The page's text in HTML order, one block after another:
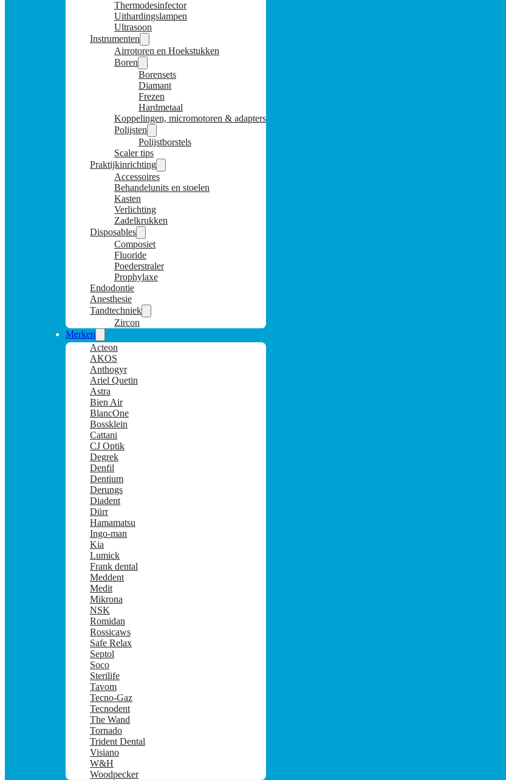
Thermodesinfector
Uithardingslampen
Ultrasoon
Instrumenten
Airrotoren en Hoekstukken
Boren
Borensets
Diamant
Frezen
Hardmetaal
Koppelingen, micromotoren & adapters
Polijsten
Polijstborstels
Scaler tips
Praktijkinrichting
Accessoires
Behandelunits en stoelen
Kasten
Verlichting
Zadelkrukken
Disposables
Composiet
Fluoride
Poederstraler
Prophylaxe
Endodontie
Anesthesie
Tandtechniek
Zircon
Merken
Acteon
AKOS
Anthogyr
Ariel Quetin
Astra
Bien Air
BlancOne
Bossklein
Cattani
CJ Optik
Degrek
Denfil
Dentium
Derungs
Diadent
Dürr
Hamamatsu
Ingo-man
Kia
Lumick
Frank dental
Meddent
Medit
Mikrona
NSK
Romidan
Rossicaws
Safe Relax
Septol
Soco
Sterilife
Tavom
Tecno-Gaz
Tecnodent
The Wand
Tornado
Trident Dental
Visiano
W&H
Woodpecker